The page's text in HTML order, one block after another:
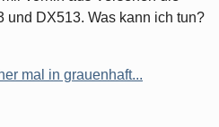
und DX513. Was kann ich tun?
mal in grauenhaft...